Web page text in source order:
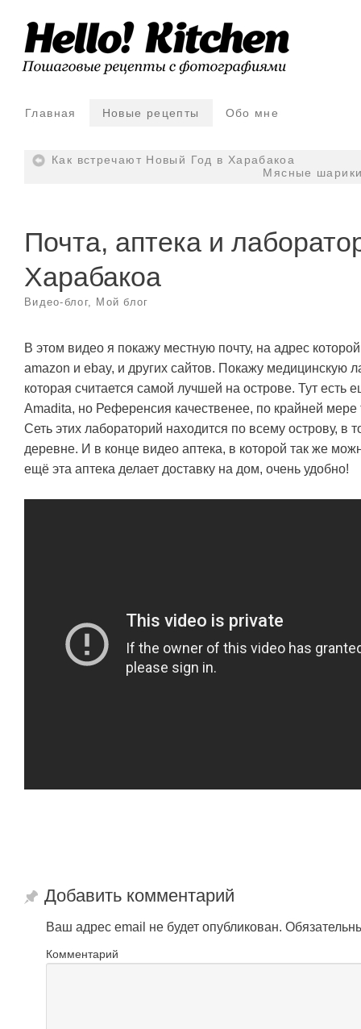
Главная Новые рецепты Обо мне
Как встречают Новый Год в Харабакоа
Мясные
Почта, аптека и
Харабакоа
Видео-блог, Мой блог
В этом видео я покажу местную почту, на адрес
amazon и ebay, и других сайтов. Покажу медицинскую
которая считается самой лучшей на острове. Тут есть
Amadita, но Референсия качественее, по крайней мере
Сеть этих лабораторий находится по всему острову, в
деревне. И в конце видео аптека, в которой так же
ещё эта аптека делает доставку на дом, очень удобно!
Добавить комментарий
Ваш адрес email не будет опубликован.
Комментарий